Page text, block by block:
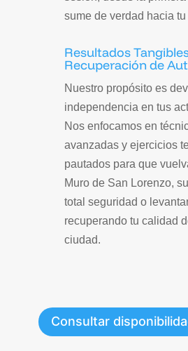
sume de verdad hacia
Resultados
Recuperación de
Nuestro propósito es
independencia en tus
Nos enfocamos en
avanzadas y ejercicios
pautados para que
Muro de San Lorenzo,
total seguridad o
recuperando tu calidad
ciudad.
Consultar